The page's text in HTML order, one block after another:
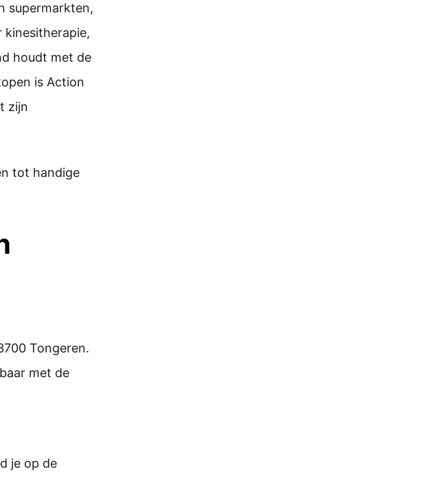
supermarkten,
kinesitherapie,
houdt met de
is Action
zijn
tot handige
Tongeren.
met de
je op de